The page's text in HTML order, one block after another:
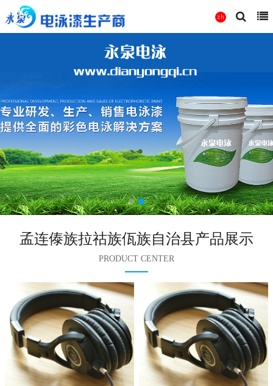
孟连傣族拉祜族佤族自治县产品展示
PRODUCT CENTER